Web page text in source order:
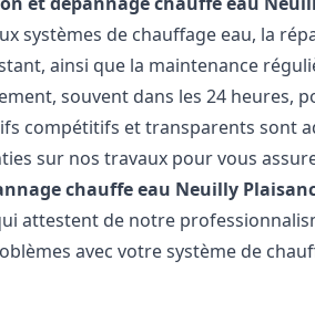
systèmes de chauffage eau, la
ainsi que la maintenance
souvent dans les 24 heures,
compétitifs et transparents sont
sur nos travaux pour vous
chauffe eau Neuilly
attestent de notre
avec votre système de